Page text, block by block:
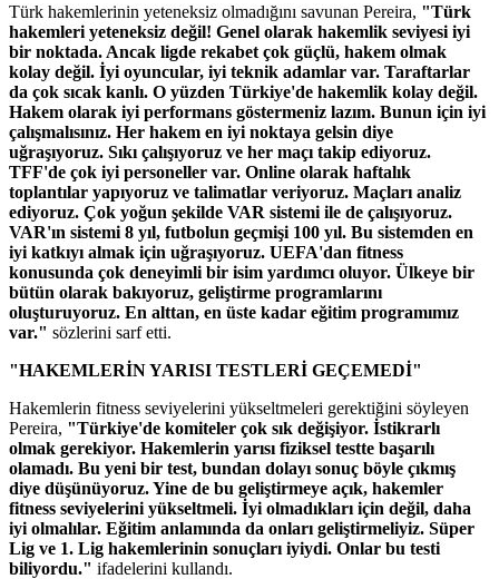
Türk hakemlerinin yeteneksiz olmadığını savunan Pereira, "Türk
hakemleri yeteneksiz değil! Genel olarak hakemlik seviyesi iyi
bir noktada. Ancak ligde rekabet çok güçlü, hakem olmak
kolay değil. İyi oyuncular, iyi teknik adamlar var. Taraftarlar
da çok sıcak kanlı. O yüzden Türkiye'de hakemlik kolay değil.
Hakem olarak iyi performans göstermeniz lazım. Bunun için iyi
çalışmalısınız. Her hakem en iyi noktaya gelsin diye
uğraşıyoruz. Sıkı çalışıyoruz ve her maçı takip ediyoruz.
TFF'de çok iyi personeller var. Online olarak haftalık
toplantılar yapıyoruz ve talimatlar veriyoruz. Maçları analiz
ediyoruz. Çok yoğun şekilde VAR sistemi ile de çalışıyoruz.
VAR'ın sistemi 8 yıl, futbolun geçmişi 100 yıl. Bu sistemden en
iyi katkıyı almak için uğraşıyoruz. UEFA'dan fitness
konusunda çok deneyimli bir isim yardımcı oluyor. Ülkeye bir
bütün olarak bakıyoruz, geliştirme programlarını
oluşturuyoruz. En alttan, en üste kadar eğitim programımız
var." sözlerini sarf etti.
"HAKEMLERİN YARISI TESTLERİ GEÇEMEDİ"
Hakemlerin fitness seviyelerini yükseltmeleri gerektiğini söyleyen
Pereira, "Türkiye'de komiteler çok sık değişiyor. İstikrarlı
olmak gerekiyor. Hakemlerin yarısı fiziksel testte başarılı
olamadı. Bu yeni bir test, bundan dolayı sonuç böyle çıkmış
diye düşünüyoruz. Yine de bu geliştirmeye açık, hakemler
fitness seviyelerini yükseltmeli. İyi olmadıkları için değil, daha
iyi olmalılar. Eğitim anlamında da onları geliştirmeliyiz. Süper
Lig ve 1. Lig hakemlerinin sonuçları iyiydi. Onlar bu testi
biliyordu." ifadelerini kullandı.